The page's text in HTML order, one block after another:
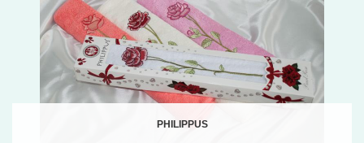
PHILIPPUS